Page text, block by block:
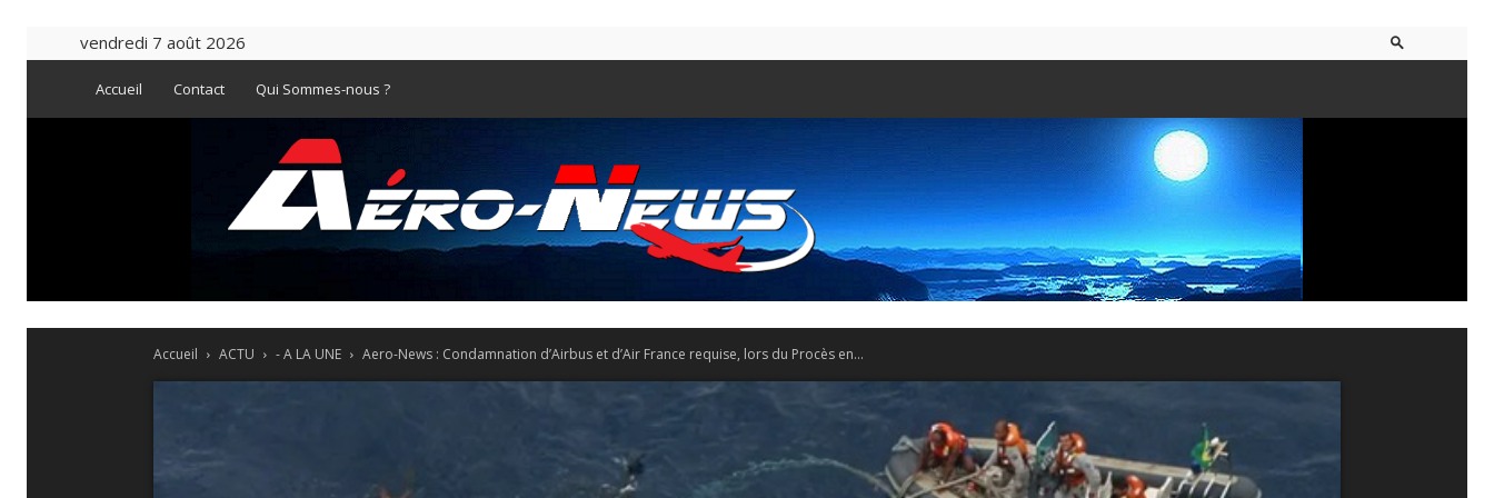
vendredi 7 août 2026
Accueil Contact Qui Sommes-nous ?
Accueil ACTU - A LA UNE Aero-News : Condamnation d’Airbus et d’Air France requise, lors du Procès en...